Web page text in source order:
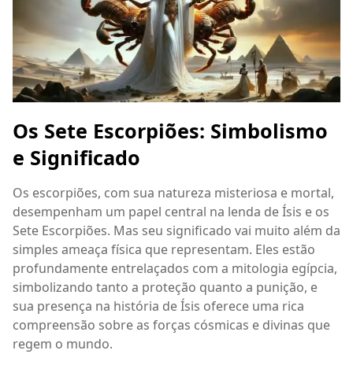
Os Sete Escorpiões: Simbolismo
e Significado
Os escorpiões, com sua natureza misteriosa e mortal,
desempenham um papel central na lenda de Ísis e os
Sete Escorpiões. Mas seu significado vai muito além da
simples ameaça física que representam. Eles estão
profundamente entrelaçados com a mitologia egípcia,
simbolizando tanto a proteção quanto a punição, e
sua presença na história de Ísis oferece uma rica
compreensão sobre as forças cósmicas e divinas que
regem o mundo.